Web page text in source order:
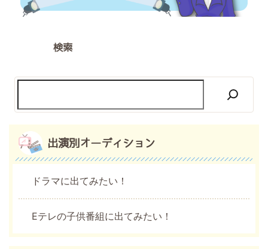
検索
出演別オーディション
ドラマに出てみたい！
Eテレの子供番組に出てみたい！